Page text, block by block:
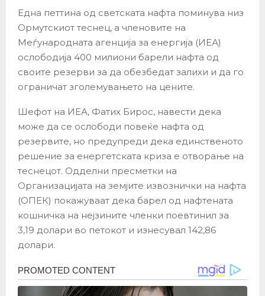
Една петтина од светската нафта поминува низ
Ормутскиот теснец, а членовите на
Меѓународната агенција за енергија (ИЕА)
ослободија 400 милиони барели нафта од
своите резерви за да обезбедат залихи и да го
ограничат зголемувањето на цените.
Шефот на ИЕА, Фатих Бирос, навести дека
може да се ослободи повеќе нафта од
резервите, но предупреди дека единственото
решение за енергетската криза е отворање на
теснецот. Одделни пресметки на
Организацијата на земјите извознички на нафта
(ОПЕК) покажуваат дека барел од нафтената
кошничка на нејзините членки поевтинил за
3,19 долари во петокот и изнесувал 142,86
долари.